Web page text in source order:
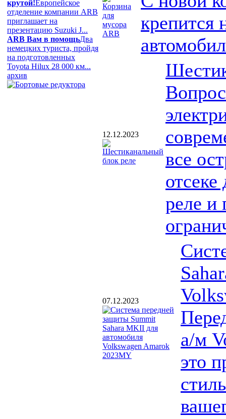
крутой!Европейское
отделение компании ARB
приглашает на
презентацию Suzuki J...
ARB Вам в помощьДва
немецких туриста, пройдя
на подготовленных
Toyota Hilux 28 000 км...
архив
крепится
12.12.2023
все
реле и
07.12.2023
а/м
это